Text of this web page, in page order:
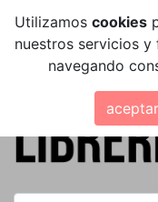
Utilizamos cookies
nuestros servicios
navegando
aceptar